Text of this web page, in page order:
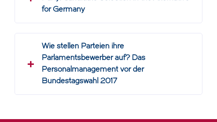
for Germany
Wie stellen Parteien ihre
Parlamentsbewerber auf? Das
Personalmanagement vor der
Bundestagswahl 2017